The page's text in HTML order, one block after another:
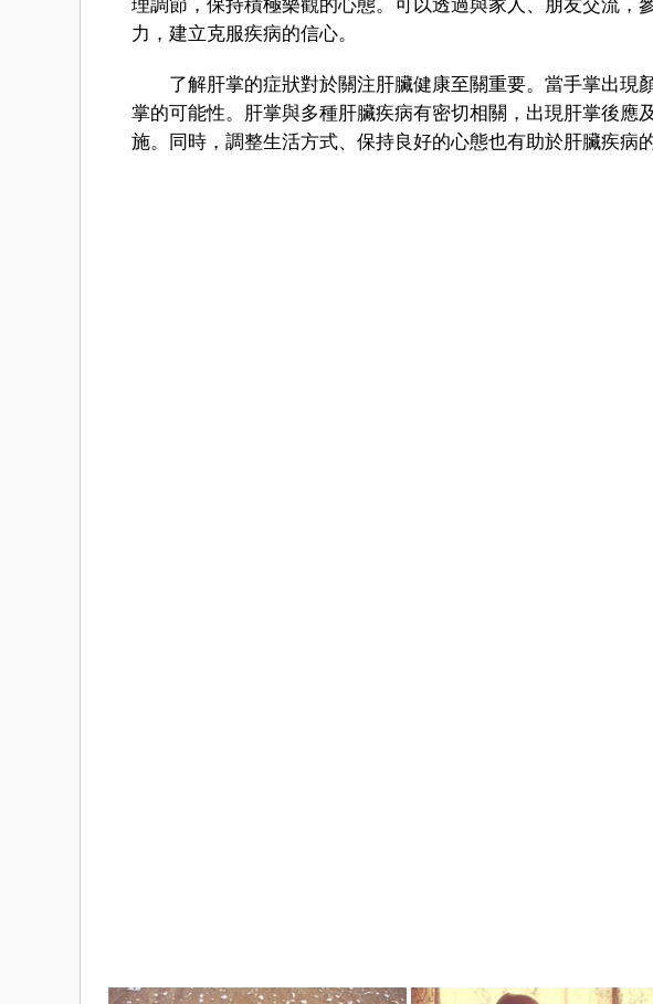
理調節，保持積極樂觀的心態。可以透過與家人、朋友交流，
力，建立克服疾病的信心。
了解肝掌的症狀對於關注肝臟健康至關重要。當手掌出現
掌的可能性。肝掌與多種肝臟疾病有密切相關，出現肝掌後應
施。同時，調整生活方式、保持良好的心態也有助於肝臟疾病的